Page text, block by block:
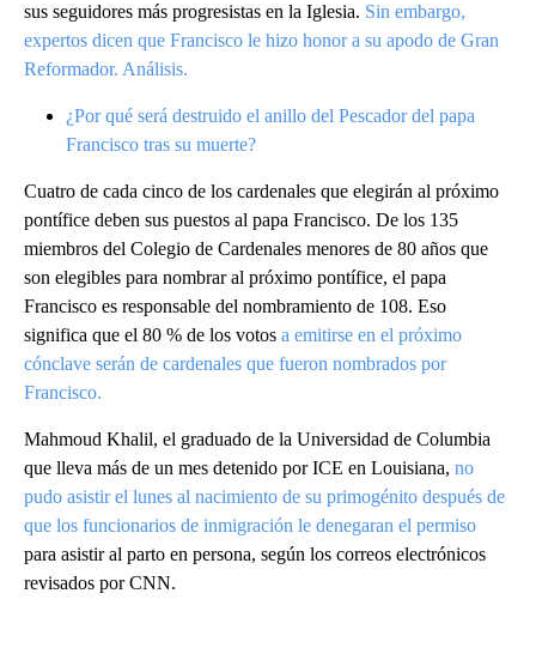
sus seguidores más progresistas en la Iglesia. Sin embargo,
expertos dicen que Francisco le hizo honor a su apodo de Gran
Reformador. Análisis.
¿Por qué será destruido el anillo del Pescador del papa
Francisco tras su muerte?
Cuatro de cada cinco de los cardenales que elegirán al próximo
pontífice deben sus puestos al papa Francisco. De los 135
miembros del Colegio de Cardenales menores de 80 años que
son elegibles para nombrar al próximo pontífice, el papa
Francisco es responsable del nombramiento de 108. Eso
significa que el 80 % de los votos a emitirse en el próximo
cónclave serán de cardenales que fueron nombrados por
Francisco.
Mahmoud Khalil, el graduado de la Universidad de Columbia
que lleva más de un mes detenido por ICE en Louisiana, no
pudo asistir el lunes al nacimiento de su primogénito después de
que los funcionarios de inmigración le denegaran el permiso
para asistir al parto en persona, según los correos electrónicos
revisados por CNN.